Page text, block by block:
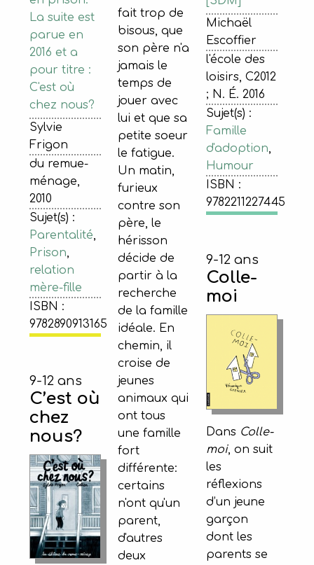
La suite est
parue en
2016 et a
pour titre :
C'est où
chez nous?
Sylvie
Frigon
du remue-
ménage,
2010
Sujet(s) :
Parentalité,
Prison,
relation
mère-fille
ISBN :
9782890913165
Michaël
Escoffier
l'école des
loisirs, C2012
; N. É. 2016
Sujet(s) :
Famille
d'adoption,
Humour
ISBN :
9782211227445
9-12 ans
C’est où
chez
nous?
fait trop de
bisous, que
son père n'a
jamais le
temps de
jouer avec
lui et que sa
petite soeur
le fatigue.
Un matin,
furieux
contre son
père, le
hérisson
décide de
partir à la
recherche
de la famille
idéale. En
chemin, il
croise de
jeunes
animaux qui
ont tous
une famille
fort
différente:
certains
n'ont qu'un
parent,
d'autres
deux
9-12 ans
Colle-
moi
Dans Colle-
moi, on suit
les
réflexions
d’un jeune
garçon
dont les
parents se